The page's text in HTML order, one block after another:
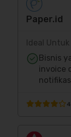
Paper.id
Ideal Untuk
Bisnis
invoice